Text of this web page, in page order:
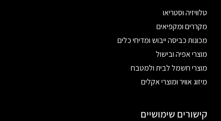
טלוויזיה וסטריאו
מקררים ומקפיאים
מכונות כביסה ייבוש ומדיחי כלים
מוצרי אפיה ובישול
מוצרי חשמל לבית ולמטבח
מיזוג אוויר ומוצרי אקלים
קישורים שימושיים